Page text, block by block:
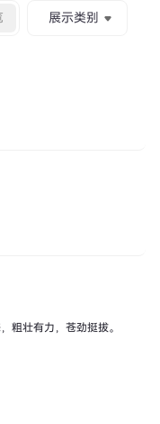
展示类别
粗壮有力，苍劲挺拔。